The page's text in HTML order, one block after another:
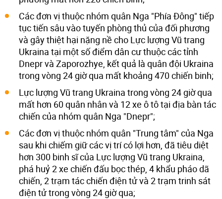
Các đơn vị thuộc nhóm quân Nga "Phía Đông" tiếp
tục tiến sâu vào tuyến phòng thủ của đối phương
và gây thiệt hại nặng nề cho Lực lượng Vũ trang
Ukraina tại một số điểm dân cư thuộc các tỉnh
Dnepr và Zaporozhye, kết quả là quân đội Ukraina
trong vòng 24 giờ qua mất khoảng 470 chiến binh;
Lực lượng Vũ trang Ukraina trong vòng 24 giờ qua
mất hơn 60 quân nhân và 12 xe ô tô tại địa bàn tác
chiến của nhóm quân Nga "Dnepr";
Các đơn vị thuộc nhóm quân "Trung tâm" của Nga
sau khi chiếm giữ các vị trí có lợi hơn, đã tiêu diệt
hơn 300 binh sĩ của Lực lượng Vũ trang Ukraina,
phá huỷ 2 xe chiến đấu bọc thép, 4 khẩu pháo dã
chiến, 2 trạm tác chiến điện tử và 2 trạm trinh sát
điện tử trong vòng 24 giờ qua;